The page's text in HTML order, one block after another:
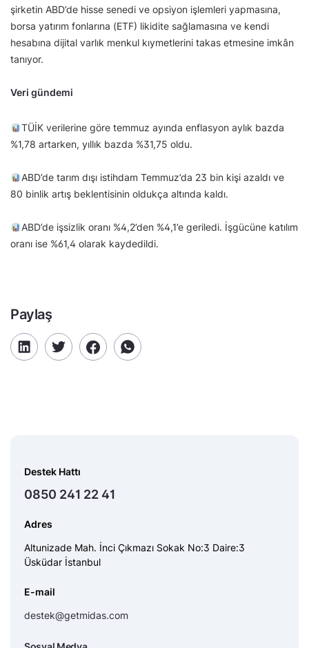
şirketin ABD’de hisse senedi ve opsiyon işlemleri yapmasına,
borsa yatırım fonlarına (ETF) likidite sağlamasına ve kendi
hesabına dijital varlık menkul kıymetlerini takas etmesine imkân
tanıyor.
Veri gündemi
TÜİK verilerine göre temmuz ayında enflasyon aylık bazda
%1,78 artarken, yıllık bazda %31,75 oldu.
ABD’de tarım dışı istihdam Temmuz’da 23 bin kişi azaldı ve
80 binlik artış beklentisinin oldukça altında kaldı.
ABD’de işsizlik oranı %4,2’den %4,1’e geriledi. İşgücüne katılım
oranı ise %61,4 olarak kaydedildi.
Paylaş
Destek Hattı
0850 241 22 41
Adres
Altunizade Mah. İnci Çıkmazı Sokak No:3 Daire:3
Üsküdar İstanbul
E-mail
destek@getmidas.com